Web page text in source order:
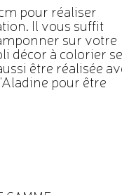
pour réaliser
Il vous suffit
sur votre
décor à colorier
être réalisée
pour être